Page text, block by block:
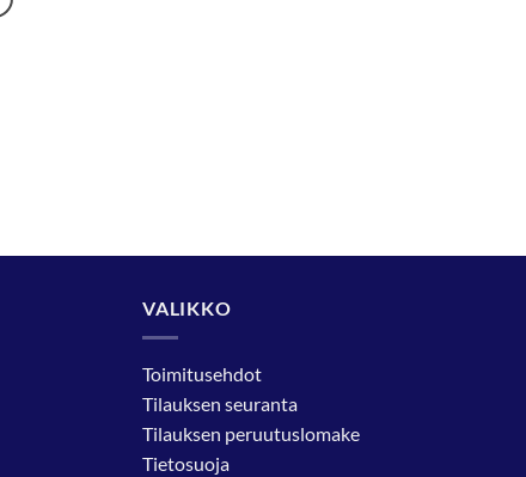
VALIKKO
Toimitusehdot
Tilauksen seuranta
Tilauksen peruutuslomake
Tietosuoja